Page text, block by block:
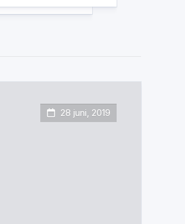
28 juni, 2019